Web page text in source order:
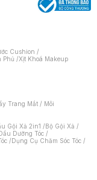
Cushion /
Phủ /Xịt Khoá Makeup
Trang Mắt / Môi
Gội Xả 2in1 /Bộ Gội Xả /
Dưỡng Tóc /
/Dụng Cụ Chăm Sóc Tóc /